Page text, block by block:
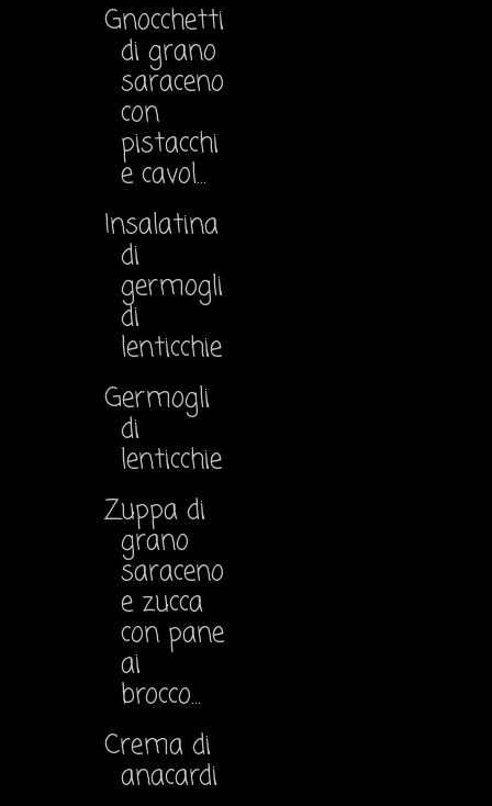
Gnocchetti
di grano
saraceno
con
pistacchi
e cavol...
Insalatina
di
germogli
di
lenticchie
Germogli
di
lenticchie
Zuppa di
grano
saraceno
e zucca
con pane
ai
brocco...
Crema di
anacardi